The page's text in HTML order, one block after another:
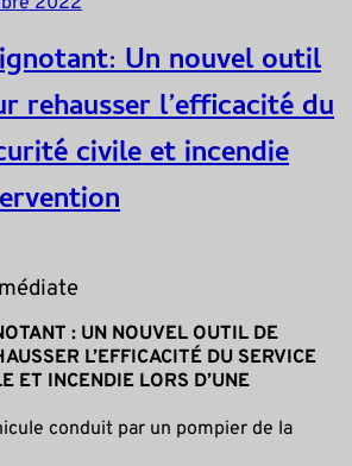
Un nouvel outil
rehausser l’efficacité du
civile et incendie
: UN NOUVEL OUTIL DE
L’EFFICACITÉ DU SERVICE
ET INCENDIE LORS D’UNE
conduit par un pompier de la